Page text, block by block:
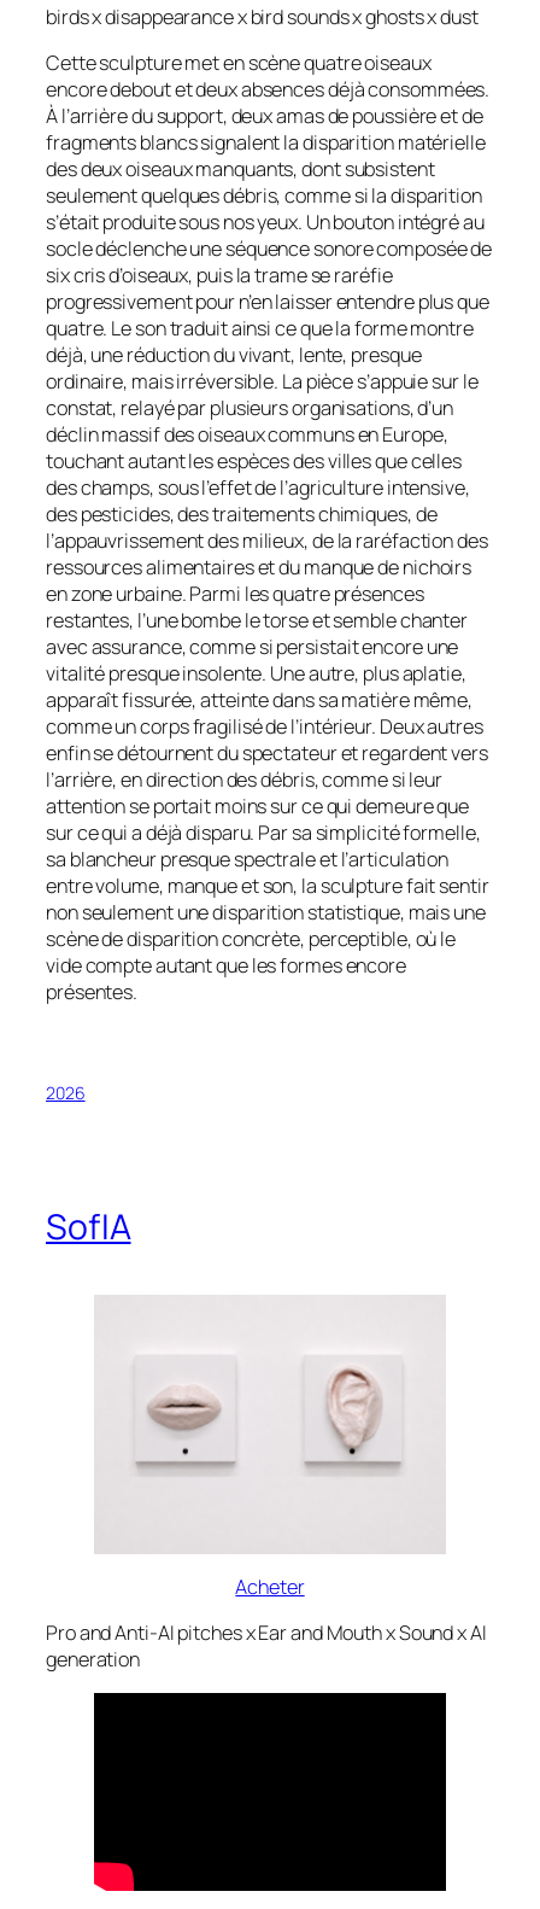
birds x disappearance x bird sounds x ghosts x dust
Cette sculpture met en scène quatre oiseaux
encore debout et deux absences déjà consommées.
À l’arrière du support, deux amas de poussière et de
fragments blancs signalent la disparition matérielle
des deux oiseaux manquants, dont subsistent
seulement quelques débris, comme si la disparition
s’était produite sous nos yeux. Un bouton intégré au
socle déclenche une séquence sonore composée de
six cris d’oiseaux, puis la trame se raréfie
progressivement pour n’en laisser entendre plus que
quatre. Le son traduit ainsi ce que la forme montre
déjà, une réduction du vivant, lente, presque
ordinaire, mais irréversible. La pièce s’appuie sur le
constat, relayé par plusieurs organisations, d’un
déclin massif des oiseaux communs en Europe,
touchant autant les espèces des villes que celles
des champs, sous l’effet de l’agriculture intensive,
des pesticides, des traitements chimiques, de
l’appauvrissement des milieux, de la raréfaction des
ressources alimentaires et du manque de nichoirs
en zone urbaine. Parmi les quatre présences
restantes, l’une bombe le torse et semble chanter
avec assurance, comme si persistait encore une
vitalité presque insolente. Une autre, plus aplatie,
apparaît fissurée, atteinte dans sa matière même,
comme un corps fragilisé de l’intérieur. Deux autres
enfin se détournent du spectateur et regardent vers
l’arrière, en direction des débris, comme si leur
attention se portait moins sur ce qui demeure que
sur ce qui a déjà disparu. Par sa simplicité formelle,
sa blancheur presque spectrale et l’articulation
entre volume, manque et son, la sculpture fait sentir
non seulement une disparition statistique, mais une
scène de disparition concrète, perceptible, où le
vide compte autant que les formes encore
présentes.
2026
SofIA
Acheter
Pro and Anti-AI pitches x Ear and Mouth x Sound x AI
generation